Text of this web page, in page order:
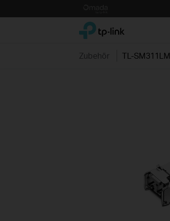
to
TP-Link, Reliably Smart
Zubehör TL-SM311LM